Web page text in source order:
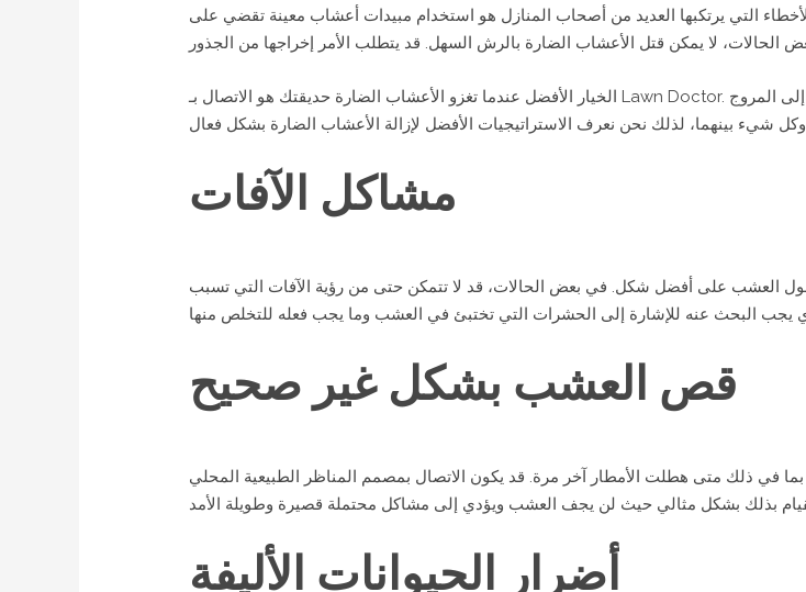
التي يرتكبها العديد من أصحاب المنازل هو استخدام مبيدات أعشاب معينة تقضي على
الخيار الأفضل عندما تغزو الأعشاب الضارة حديقتك هو الاتصال بـ Lawn Doctor. لقد واجه محترفونا أنواعًا متعددة من الأعشاب الضارة التي تسللت إلى المروج
مشاكل الآفات
العشب على أفضل شكل. في بعض الحالات، قد لا تتمكن حتى من رؤية الآفات التي تسبب
قص العشب بشكل غير صحيح
ذلك متى هطلت الأمطار آخر مرة. قد يكون الاتصال بمصمم المناظر الطبيعية المحلي
أضرار الحيوانات الأليفة